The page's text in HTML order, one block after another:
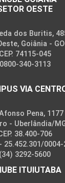
OESTE
dos Buritis,
Goiânia - GO
CEP. 74115-045
0800-340-3113
VIA
Pena, 1177
- Uberlândia/
38.400-706
25.452.301/0004-
(34) 3292-5600
ITUIUTABA